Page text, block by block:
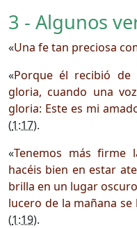
3 - Algunos
«Una fe tan preciosa
«Porque él recibió
gloria, cuando una
gloria: Este es mi
(1:17).
«Tenemos más firme
hacéis bien en estar
brilla en un lugar
lucero de la mañana
(1:19).